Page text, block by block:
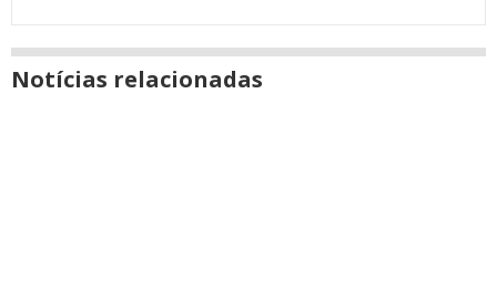
Notícias relacionadas